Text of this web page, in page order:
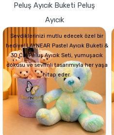
Peluş Ayıcık Buketi Peluş
Ayıcık
Sevdiklerinizi mutlu edecek özel bir
hediye! LAYNEAR Pastel Ayıcık Buketi &
30 CM Peluş Ayıcık Seti, yumuşacık
dokusu ve sevimli tasarımıyla her yaşa
hitap eder.